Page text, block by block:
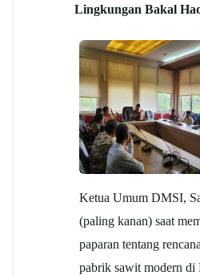
Lingkungan Bakal
Ketua Umum DMSI,
(paling kanan) saat
paparan tentang
pabrik sawit modern di